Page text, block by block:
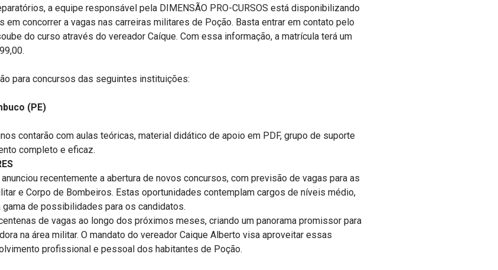
a equipe responsável pela DIMENSÃO PRO-CURSOS está disponibilizando
concorrer a vagas nas carreiras militares de Poção. Basta entrar em contato pelo
do curso através do vereador Caíque. Com essa informação, a matrícula terá um
para concursos das seguintes instituições:
(PE)
contarão com aulas teóricas, material didático de apoio em PDF, grupo de suporte
completo e eficaz.
recentemente a abertura de novos concursos, com previsão de vagas para as
e Corpo de Bombeiros. Estas oportunidades contemplam cargos de níveis médio,
de possibilidades para os candidatos.
de vagas ao longo dos próximos meses, criando um panorama promissor para
na área militar. O mandato do vereador Caique Alberto visa aproveitar essas
profissional e pessoal dos habitantes de Poção.